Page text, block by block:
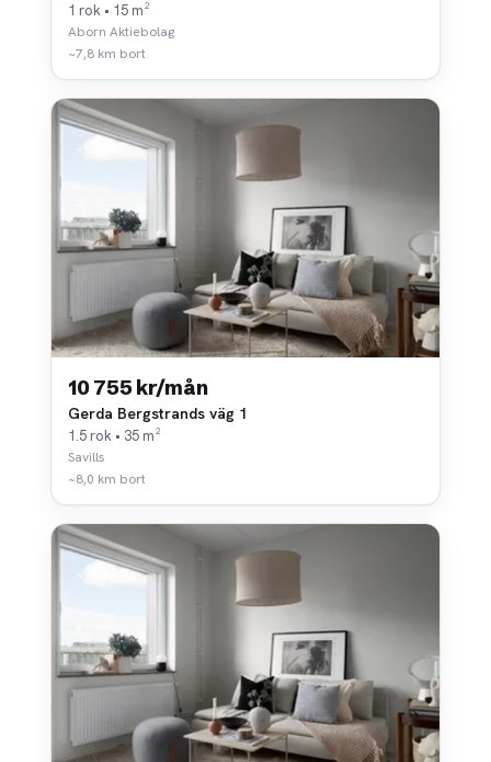
1 rok • 15 m²
Aborn Aktiebolag
~7,8 km bort
10 755 kr/mån
Gerda Bergstrands väg 1
1.5 rok • 35 m²
Savills
~8,0 km bort